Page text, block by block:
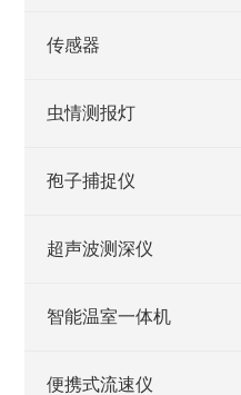
传感器
虫情测报灯
孢子捕捉仪
超声波测深仪
智能温室一体机
便携式流速仪